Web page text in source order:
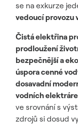
se na exkurze
vedoucí provozu
Čistá elektřina
prodloužení
bezpečnější a
úspora cenné
dosavadní
vodních
ve srovnání s
zdrojů si dosud